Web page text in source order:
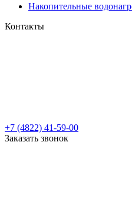
Накопительные
Контакты
+7 (4822) 41-59-00
Заказать звонок